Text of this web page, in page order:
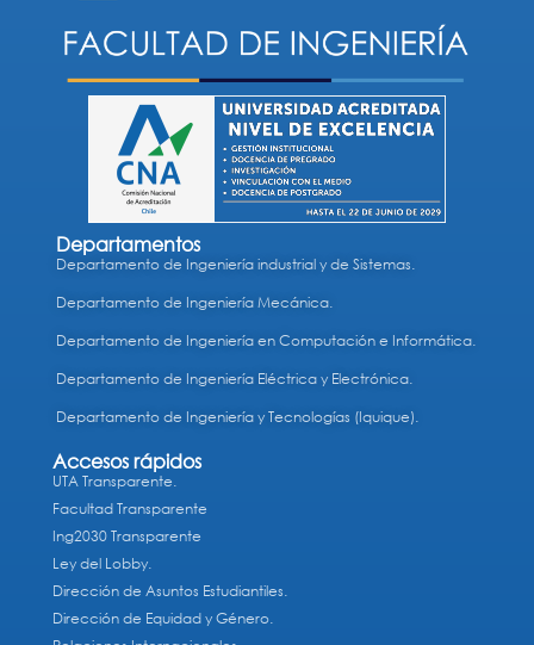
Departamentos
Departamento de Ingeniería industrial y de Sistemas.
Departamento de Ingeniería Mecánica.
Departamento de Ingeniería en Computación e Informática.
Departamento de Ingeniería Eléctrica y Electrónica.
Departamento de Ingeniería y Tecnologías (Iquique).
Accesos rápidos
UTA Transparente.
Facultad Transparente
Ing2030 Transparente
Ley del Lobby.
Dirección de Asuntos Estudiantiles.
Dirección de Equidad y Género.